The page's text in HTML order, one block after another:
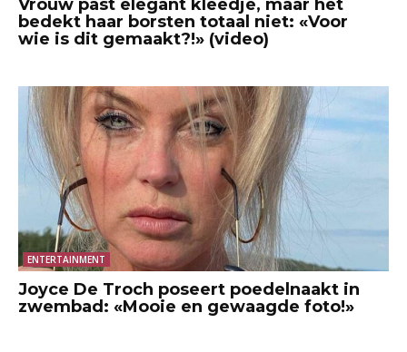
Vrouw past elegant kleedje, maar het
bedekt haar borsten totaal niet: «Voor
wie is dit gemaakt?!» (video)
ENTERTAINMENT
Joyce De Troch poseert poedelnaakt in
zwembad: «Mooie en gewaagde foto!»